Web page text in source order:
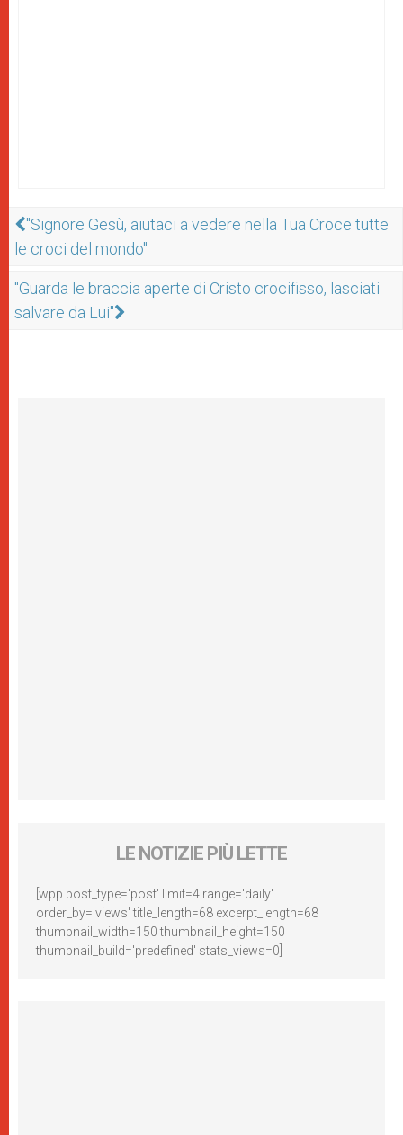
"Signore Gesù, aiutaci a vedere nella Tua Croce tutte
le croci del mondo"
"Guarda le braccia aperte di Cristo crocifisso, lasciati
salvare da Lui"
LE NOTIZIE PIÙ LETTE
[wpp post_type='post' limit=4 range='daily'
order_by='views' title_length=68 excerpt_length=68
thumbnail_width=150 thumbnail_height=150
thumbnail_build='predefined' stats_views=0]